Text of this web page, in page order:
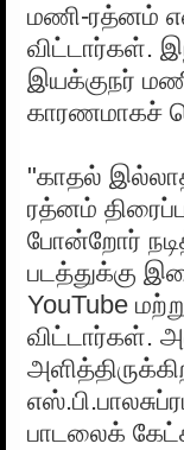
மணி-ரத்னம்
விட்டார்கள்.
இயக்குநர்
காரணமாகச்
"காதல்
ரத்னம்
போன்றோர்
படத்துக்கு
YouTube
விட்டார்கள்.
பாடலைக்